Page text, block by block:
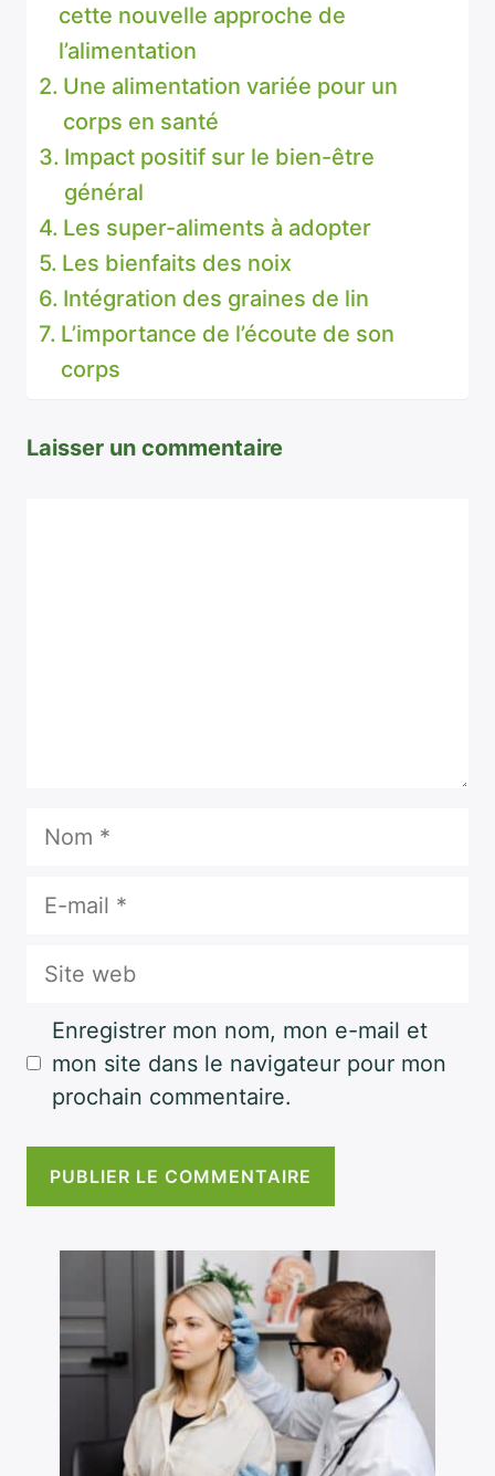
cette nouvelle approche de
l’alimentation
Une alimentation variée pour un
corps en santé
Impact positif sur le bien-être
général
Les super-aliments à adopter
Les bienfaits des noix
Intégration des graines de lin
L’importance de l’écoute de son
corps
Laisser un commentaire
Nom
E-
Site
Enregistrer mon nom, mon e-mail et
mon site dans le navigateur pour mon
prochain commentaire.